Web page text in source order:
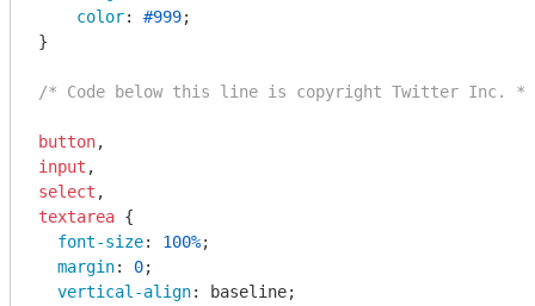
color: #999;
}
/* Code below this line is copyright Twitter Inc. */
button
input
select
textarea {
font-size: 100%;
margin: 0;
vertical-align: baseline;